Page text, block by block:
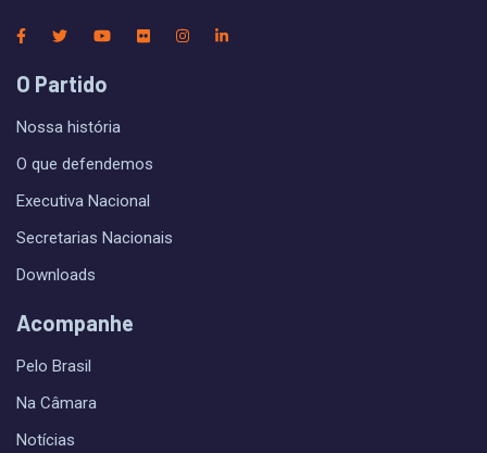
O Partido
Nossa história
O que defendemos
Executiva Nacional
Secretarias Nacionais
Downloads
Acompanhe
Pelo Brasil
Na Câmara
Notícias